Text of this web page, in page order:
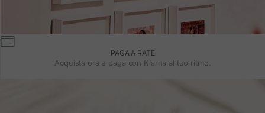
PAGA A RATE
Acquista ora e paga con Klarna al tuo ritmo.